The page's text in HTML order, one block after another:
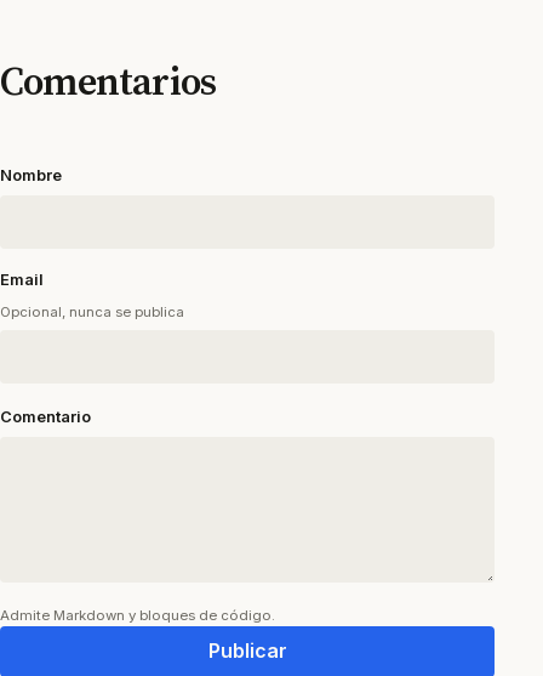
Comentarios
Nombre
Email
Opcional, nunca se publica
Comentario
Admite Markdown y bloques de código.
Publicar